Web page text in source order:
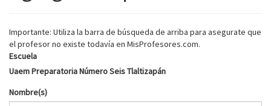
Importante: Utiliza la barra de búsqueda de arriba para asegurate que
el profesor no existe todavía en MisProfesores.com.
Escuela
Uaem Preparatoria Número Seis Tlaltizapán
Nombre(s)